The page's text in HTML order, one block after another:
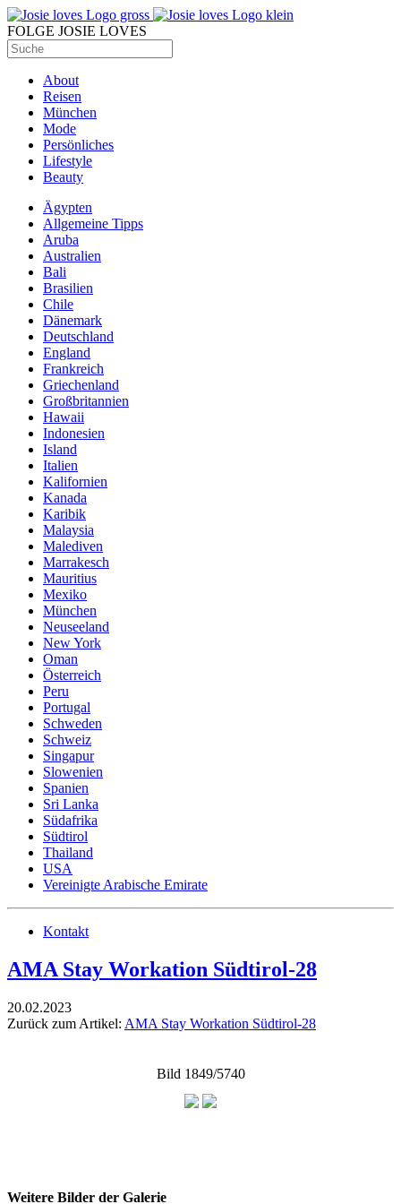
FOLGE JOSIE LOVES
About
Reisen
München
Mode
Persönliches
Lifestyle
Beauty
Ägypten
Allgemeine Tipps
Aruba
Australien
Bali
Brasilien
Chile
Dänemark
Deutschland
England
Frankreich
Griechenland
Großbritannien
Hawaii
Indonesien
Island
Italien
Kalifornien
Kanada
Karibik
Malaysia
Malediven
Marrakesch
Mauritius
Mexiko
München
Neuseeland
New York
Oman
Österreich
Peru
Portugal
Schweden
Schweiz
Singapur
Slowenien
Spanien
Sri Lanka
Südafrika
Südtirol
Thailand
USA
Vereinigte Arabische Emirate
Kontakt
AMA Stay Workation Südtirol-28
20.02.2023
Zurück zum Artikel: AMA Stay Workation Südtirol-28
Bild 1849/5740
Weitere Bilder der Galerie